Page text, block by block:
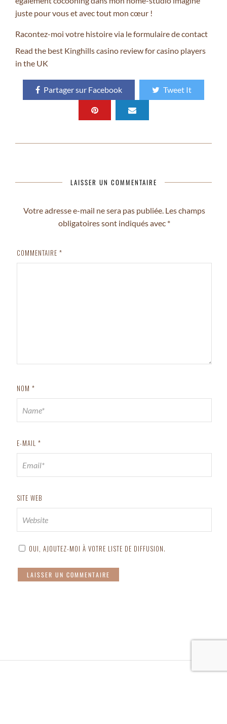
juste pour vous et avec tout mon cœur !
Racontez-moi votre histoire via leformulaire de contact
Read the best Kinghills casino reviewfor casino players
in the UK
Partager sur Facebook Tweet It
LAISSER UN COMMENTAIRE
Votre adresse e-mail ne sera pas publiée. Les champs
obligatoires sont indiqués avec *
COMMENTAIRE *
NOM *
E-MAIL *
SITE WEB
OUI, AJOUTEZ-MOI À VOTRE LISTE DE DIFFUSION.